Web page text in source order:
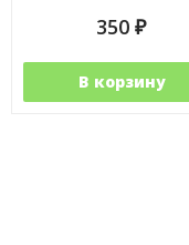
350 ₽
В корзину